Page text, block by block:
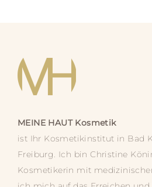
MEINE HAUTKosmetik
ist Ihr Kosmetik­­institut in Bad
Freiburg. Ich bin Christine
Kosmetikerin mit